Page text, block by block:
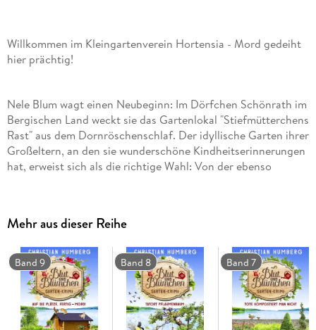
Willkommen im Kleingartenverein Hortensia - Mord gedeiht
hier prächtig!
Nele Blum wagt einen Neubeginn: Im Dörfchen Schönrath im
Bergischen Land weckt sie das Gartenlokal "Stiefmütterchens
Rast" aus dem Dornröschenschlaf. Der idyllische Garten ihrer
Großeltern, an den sie wunderschöne Kindheitserinnerungen
hat, erweist sich als die richtige Wahl: Von der ebenso
als Gastronomin, sondern auch als Detektivin hat. Erik
Gertner freut's - der einzige Polizist des Ortes ist zwar ein
lieber Kerl (und gutaussehend), aber nicht unbedingt mit
einer Spürnase gesegnet.
Über diese Folge:
Mehr aus dieser Reihe
Band 9 Band 8 Band 7